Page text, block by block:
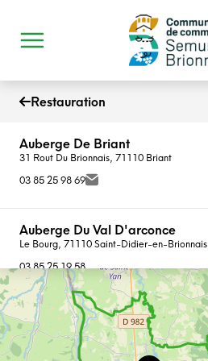
Restauration
Auberge De Briant
31 Rout Du Brionnais, 71110 Briant
03 85 25 98 69
Auberge Du Val D'arconce
Le Bourg, 71110 Saint-Didier-en-Brionnais
03 85 25 19 58
Aux Scaffoteux D'oye
Le Bourg, 71800 Oyé
06 60 17 97 99